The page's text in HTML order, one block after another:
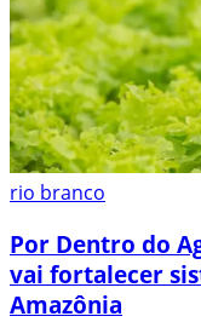
rio branco
Por Dentro do
vai fortalecer
Amazônia